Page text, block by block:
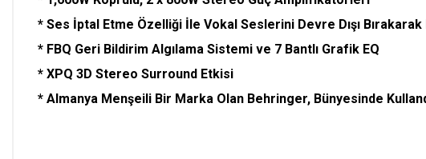
* Ses İptal Etme Özelliği İle Vokal Seslerini Devre Dışı Bırakarak
* FBQ Geri Bildirim Algılama Sistemi ve 7 Bantlı Grafik EQ
* XPQ 3D Stereo Surround Etkisi
* Almanya Menşeili Bir Marka Olan Behringer, Bünyesinde